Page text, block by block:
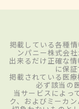
掲載している各種
ンパニー株式会
出来るだけ正確な
に保
掲載されている医
必ず該当の
当サービスによっ
ク、およびミーカ